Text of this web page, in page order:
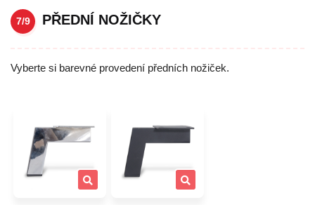
7/9 PŘEDNÍ NOŽIČKY
Vyberte si barevné provedení předních nožiček.